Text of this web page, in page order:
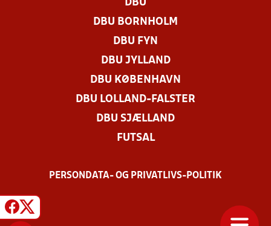
DBU
DBU BORNHOLM
DBU FYN
DBU JYLLAND
DBU KØBENHAVN
DBU LOLLAND-FALSTER
DBU SJÆLLAND
FUTSAL
PERSONDATA- OG PRIVATLIVS-POLITIK